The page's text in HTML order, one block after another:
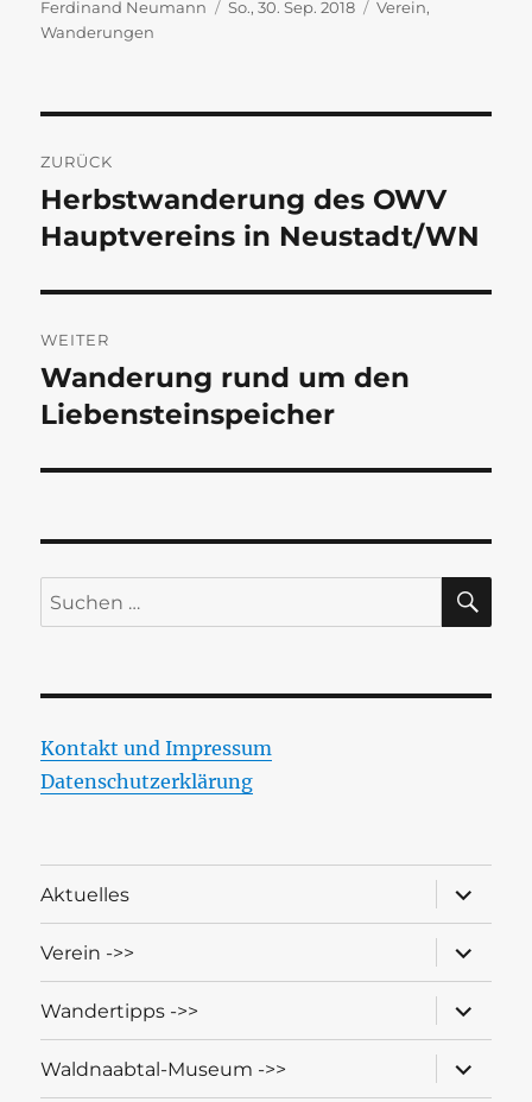
Autor
Ferdinand Neumann
Veröffentlicht
So., 30. Sep. 2018 Kategorien
Verein,
Wanderungen
ZURÜCK
Vorheriger
Beitrag:
Herbstwanderung des OWV
Hauptvereins in Neustadt/WN
WEITER
Nächster
Beitrag:
Wanderung rund um den
Liebensteinspeicher
Suchen
nach:
Kontakt und Impressum
Datenschutzerklärung
Aktuelles
öffnen
Verein ->>
öffnen
Wandertipps ->>
öffnen
Waldnaabtal-Museum ->>
öffnen